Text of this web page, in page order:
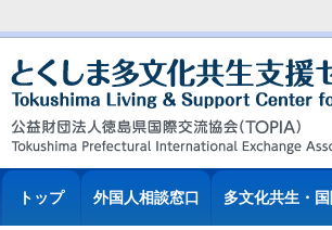
トップ 外国人相談窓口 多文化共生・